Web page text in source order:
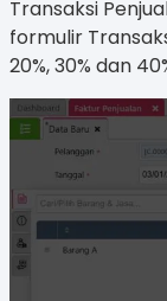
Transaksi
formulir
20%, 30% dan